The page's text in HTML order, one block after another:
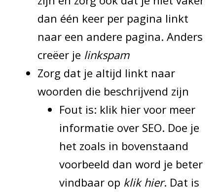
dan één keer per pagina linkt
naar een andere pagina. Anders
creëer je linkspam
Zorg dat je altijd linkt naar
woorden die beschrijvend zijn
Fout is: klik hier voor meer
informatie over SEO. Doe je
het zoals in bovenstaand
voorbeeld dan word je beter
vindbaar op klik hier. Dat is